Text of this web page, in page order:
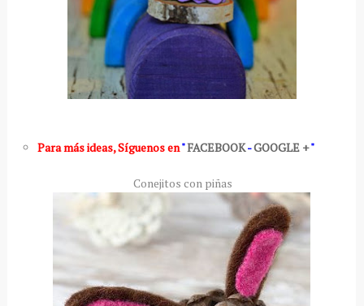
Para más ideas,Síguenos en"FACEBOOK-GOOGLE +"
Conejitos con piñas